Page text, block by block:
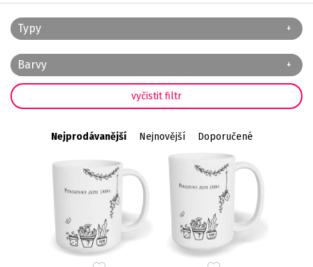
Typy
Barvy
Nejprodávanější Nejnovější Doporučené